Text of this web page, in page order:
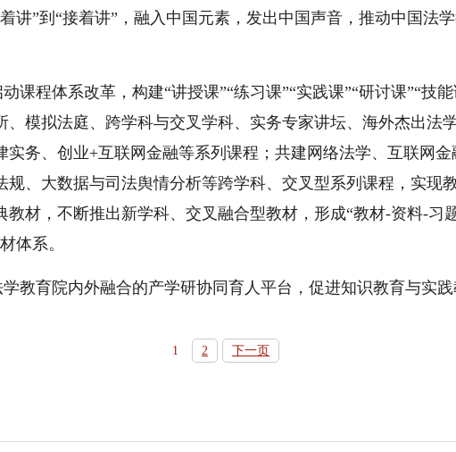
讲”到“接着讲”，融入中国元素，发出中国声音，推动中国法
课程体系改革，构建“讲授课”“练习课”“实践课”“研讨课”“技
、模拟法庭、跨学科与交叉学科、实务专家讲坛、海外杰出法
实务、创业+互联网金融等系列课程；共建网络法学、互联网金
规、大数据与司法舆情分析等跨学科、交叉型系列课程，实现
教材，不断推出新学科、交叉融合型教材，形成“教材-资料-习
体系。
教育院内外融合的产学研协同育人平台，促进知识教育与实践
1 2 下一页